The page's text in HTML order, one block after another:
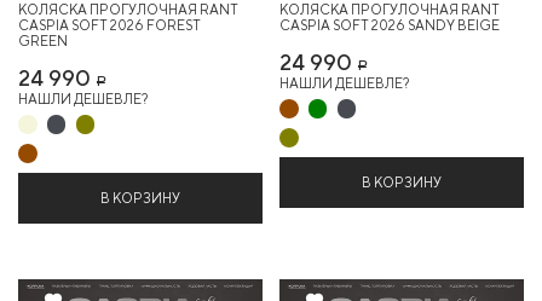
КОЛЯСКА ПРОГУЛОЧНАЯ RANT
CASPIA SOFT 2026 FOREST
GREEN
24 990 Р
НАШЛИ ДЕШЕВЛЕ?
В КОРЗИНУ
КОЛЯСКА ПРОГУЛОЧНАЯ RANT
CASPIA SOFT 2026 SANDY BEIGE
24 990 Р
НАШЛИ ДЕШЕВЛЕ?
В КОРЗИНУ